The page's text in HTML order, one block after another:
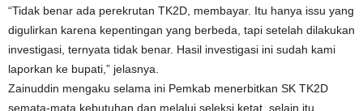
“Tidak benar ada perekrutan TK2D, membayar. Itu hanya issu yang
digulirkan karena kepentingan yang berbeda, tapi setelah dilakukan
investigasi, ternyata tidak benar. Hasil investigasi ini sudah kami
laporkan ke bupati,” jelasnya.
Zainuddin mengaku selama ini Pemkab menerbitkan SK TK2D
semata-mata kebutuhan dan melalui seleksi ketat, selain itu